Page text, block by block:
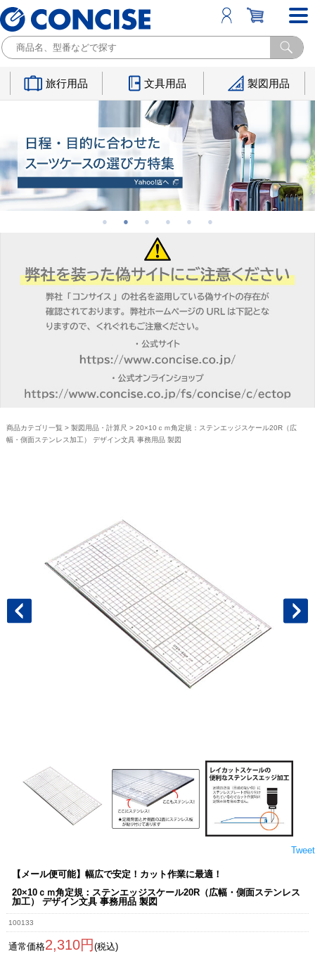
旅行用品 文具用品 製図用品
商品カテゴリ一覧 > 製図用品・計算尺 > 20×10ｃｍ角定規：ステンエッジスケール20R（広
幅・側面ステンレス加工） デザイン文具 事務用品 製図
Tweet
【メール便可能】幅広で安定！カット作業に最適！
20×10ｃｍ角定規：ステンエッジスケール20R（広幅・側面ステンレス
加工） デザイン文具 事務用品 製図
100133
通常価格2,310円 (税込)